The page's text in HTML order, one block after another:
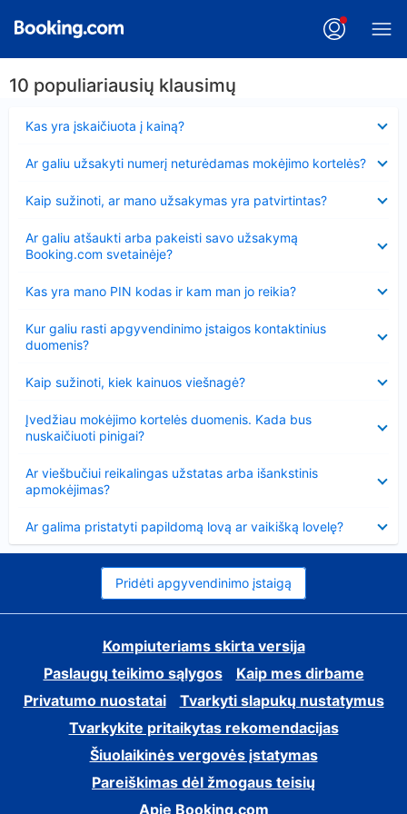
10 populiariausių klausimų
Kas yra įskaičiuota į kainą?
Ar galiu užsakyti numerį neturėdamas mokėjimo kortelės?
Kaip sužinoti, ar mano užsakymas yra patvirtintas?
Ar galiu atšaukti arba pakeisti savo užsakymą
Booking.com svetainėje?
Kas yra mano PIN kodas ir kam man jo reikia?
Kur galiu rasti apgyvendinimo įstaigos kontaktinius
duomenis?
Kaip sužinoti, kiek kainuos viešnagė?
Įvedžiau mokėjimo kortelės duomenis. Kada bus
nuskaičiuoti pinigai?
Ar viešbučiui reikalingas užstatas arba išankstinis
apmokėjimas?
Ar galima pristatyti papildomą lovą ar vaikišką lovelę?
Pridėti apgyvendinimo įstaigą
Kompiuteriams skirta versija
Paslaugų teikimo sąlygos
Kaip mes dirbame
Privatumo nuostatai
Tvarkyti slapukų nustatymus
Tvarkykite pritaikytas rekomendacijas
Šiuolaikinės vergovės įstatymas
Pareiškimas dėl žmogaus teisių
Apie Booking.com